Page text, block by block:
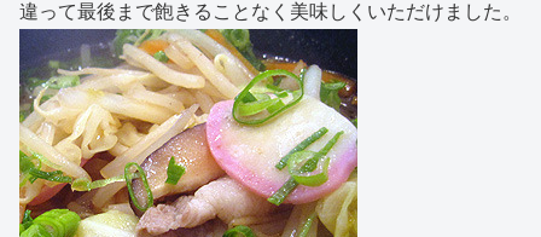
違って最後まで飽きることなく美味しくいただけました。